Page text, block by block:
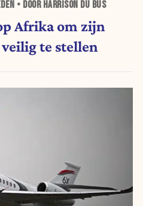
• DOOR HARRISON DU BUS
Afrika om zijn
te stellen